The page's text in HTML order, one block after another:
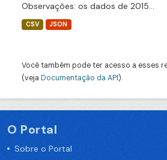
Observações: os dados de 2015...
CSV JSON
Você também pode ter acesso a esses
(veja Documentação da API).
O Portal
Sobre o Portal